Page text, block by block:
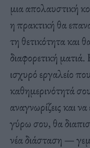
μια απολαυστική
η πρακτική θα
τη θετικότητα και
διαφορετική
ισχυρό εργαλείο
καθημερινότητά
αναγνωρίζεις και
γύρω σου, θα
νέα διάσταση —